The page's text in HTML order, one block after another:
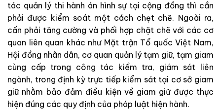
tác quản lý thi hành án hình sự tại cộng đồng thì cần
phải được kiểm soát một cách chẹt chẽ. Ngoài ra,
cấn phải tăng cường và phối hợp chặt chẽ với các cơ
quan liên quan khác như Mặt trận Tổ quốc Việt Nam,
Hội đồng nhân dân, cơ quan quản lý tạm giữ, tạm giam
cùng cấp trong công tác kiểm tra, giám sát liên
ngành, trong định kỳ trực tiếp kiểm sát tại cơ sở giam
giữ nhằm bảo đảm điều kiện về giam giữ được thực
hiện đúng các quy định của pháp luật hiện hành.